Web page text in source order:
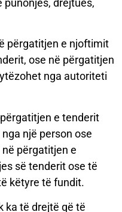
drejtues,
e njoftimit
ose në përgatitjen
nga autoriteti
e tenderit
një person ose
përgatitjen e
së tenderit ose të
këtyre të fundit.
të drejtë që të